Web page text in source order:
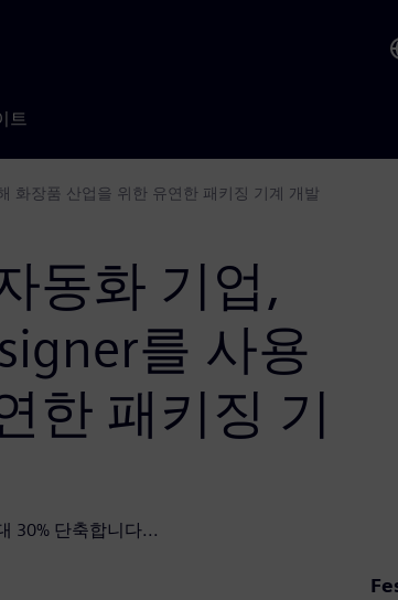
트
화장품 산업을 위한 유연한 패키징 기계 개발
동화 기업,
를 사용
한 패키징 기
30% 단축합니다...